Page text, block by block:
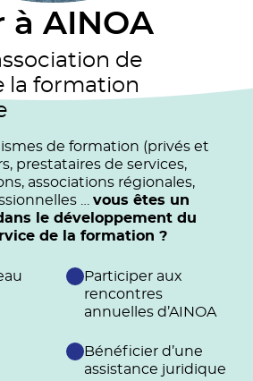
à AINOA
de
la formation
de formation (privés et
prestataires de services,
associations régionales,
… vous êtes un
le développement du
de la formation ?
Participer aux
rencontres
annuelles d’AINOA
Bénéficier d’une
assistance juridique